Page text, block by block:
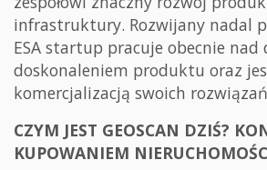
infrastruktury. Rozwijany nadal
ESA startup pracuje obecnie nad
doskonaleniem produktu oraz
komercjalizacją swoich
CZYM JEST GEOSCAN DZIŚ?
KUPOWANIEM